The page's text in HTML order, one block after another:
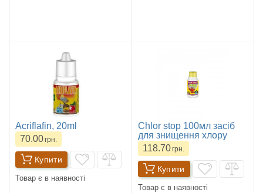
Acriflafin, 20ml
70.00грн.
Купити
Товар є в наявності
Chlor stop 100мл засіб
для знищення хлору
118.70грн.
Купити
Товар є в наявності